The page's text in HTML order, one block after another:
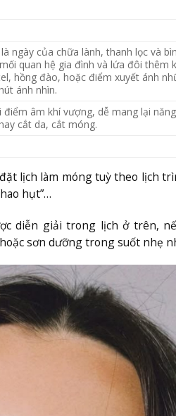
ngày của chữa lành, thanh lọc và
quan hệ gia đình và lứa đôi thêm
hồng đào, hoặc điểm xuyết ánh
ánh nhìn.
điểm âm khí vượng, dễ mang lại
cắt da, cắt móng.
lịch làm móng tuỳ theo lịch
hụt”…
diễn giải trong lịch ở trên,
sơn dưỡng trong suốt nhẹ